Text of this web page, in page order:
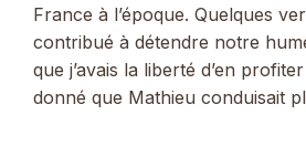
France à l’époque. Quelques
contribué à détendre notre
que j’avais la liberté d’en
donné que Mathieu conduisait